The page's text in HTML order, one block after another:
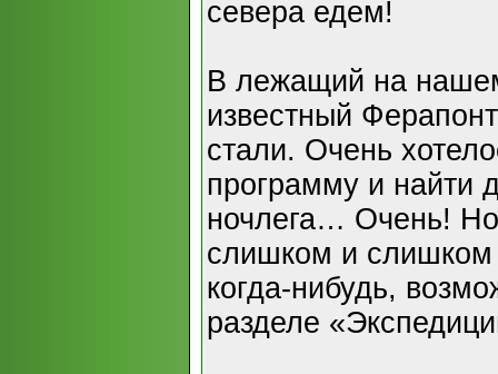
севера едем!
В лежащий на
известный
стали. Очень
программу и найти
ночлега… Очень!
слишком и слишком
когда-нибудь,
разделе